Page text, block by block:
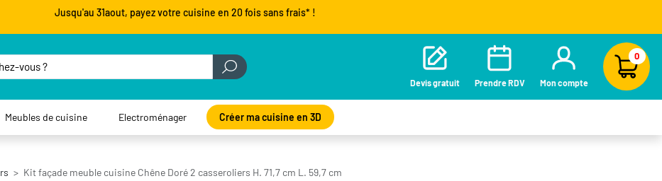
Jusqu'au 31aout, payez votre cuisine en 20 fois sans frais* !
Devis gratuit Prendre RDV Mon compte
0
Meubles de cuisine Electroménager Créer ma cuisine en 3D
Kit façade meuble cuisine Chêne Doré 2 casseroliers H. 71,7 cm L. 59,7 cm